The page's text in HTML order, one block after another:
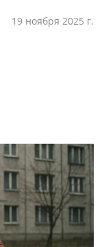
19 ноября 2025 г.